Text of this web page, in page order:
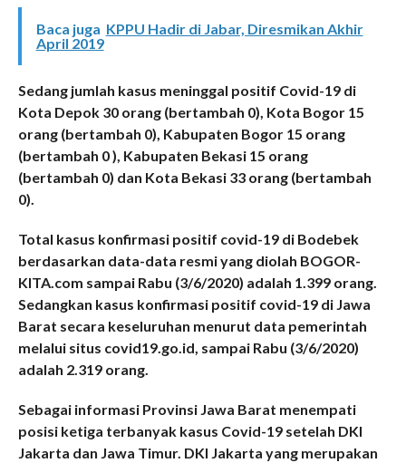
Baca juga KPPU Hadir di Jabar, Diresmikan Akhir
April 2019
Sedang jumlah kasus meninggal positif Covid-19 di
Kota Depok 30 orang (bertambah 0), Kota Bogor 15
orang (bertambah 0), Kabupaten Bogor 15 orang
(bertambah 0 ), Kabupaten Bekasi 15 orang
(bertambah 0) dan Kota Bekasi 33 orang (bertambah
0).
Total kasus konfirmasi positif covid-19 di Bodebek
berdasarkan data-data resmi yang diolah BOGOR-
KITA.com sampai Rabu (3/6/2020) adalah 1.399 orang.
Sedangkan kasus konfirmasi positif covid-19 di Jawa
Barat secara keseluruhan menurut data pemerintah
melalui situs covid19.go.id, sampai Rabu (3/6/2020)
adalah 2.319 orang.
Sebagai informasi Provinsi Jawa Barat menempati
posisi ketiga terbanyak kasus Covid-19 setelah DKI
Jakarta dan Jawa Timur. DKI Jakarta yang merupakan